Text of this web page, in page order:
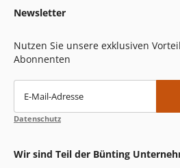
Newsletter
Nutzen Sie unsere exklusiven
Abonnenten
E-Mail-Adresse
Datenschutz
Wir sind Teil der Bünting